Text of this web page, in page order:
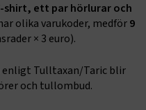
shirt, ett par hörlurar och
olika varukoder, medför9
× 3 euro).
enligt Tulltaxan/Taric blir
och tullombud.